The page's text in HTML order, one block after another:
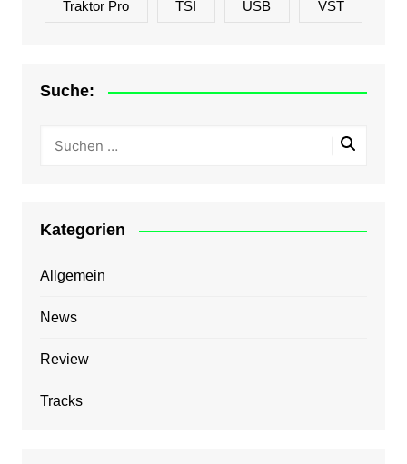
Traktor Pro TSI USB VST
Suche:
Kategorien
Allgemein
News
Review
Tracks